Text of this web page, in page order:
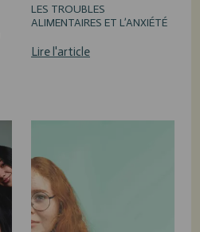
LES TROUBLES
ALIMENTAIRES ET L’ANXIÉTÉ
Lire l'article